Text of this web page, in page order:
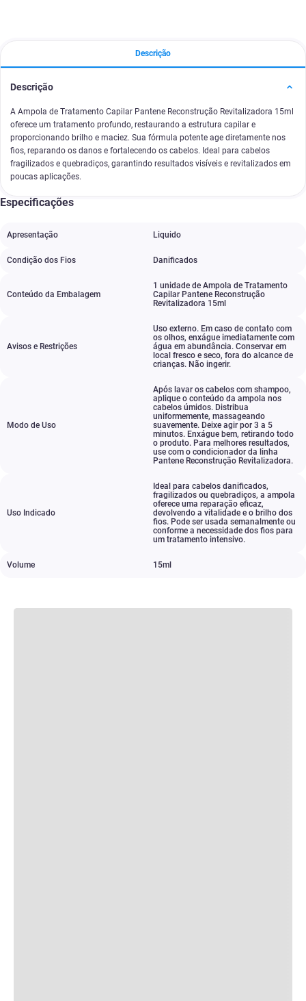
Descrição
Descrição
A Ampola de Tratamento Capilar Pantene Reconstrução Revitalizadora 15ml
oferece um tratamento profundo, restaurando a estrutura capilar e
proporcionando brilho e maciez. Sua fórmula potente age diretamente nos
fios, reparando os danos e fortalecendo os cabelos. Ideal para cabelos
fragilizados e quebradiços, garantindo resultados visíveis e revitalizados em
poucas aplicações.
Especificações
Apresentação Liquido
Condição dos Fios Danificados
Conteúdo da Embalagem
1 unidade de Ampola de Tratamento
Capilar Pantene Reconstrução
Revitalizadora 15ml
Avisos e Restrições
Uso externo. Em caso de contato com
os olhos, enxágue imediatamente com
água em abundância. Conservar em
local fresco e seco, fora do alcance de
crianças. Não ingerir.
Modo de Uso
Após lavar os cabelos com shampoo,
aplique o conteúdo da ampola nos
cabelos úmidos. Distribua
uniformemente, massageando
suavemente. Deixe agir por 3 a 5
minutos. Enxágue bem, retirando todo
o produto. Para melhores resultados,
use com o condicionador da linha
Pantene Reconstrução Revitalizadora.
Uso Indicado
Ideal para cabelos danificados,
fragilizados ou quebradiços, a ampola
oferece uma reparação eficaz,
devolvendo a vitalidade e o brilho dos
fios. Pode ser usada semanalmente ou
conforme a necessidade dos fios para
um tratamento intensivo.
Volume 15ml